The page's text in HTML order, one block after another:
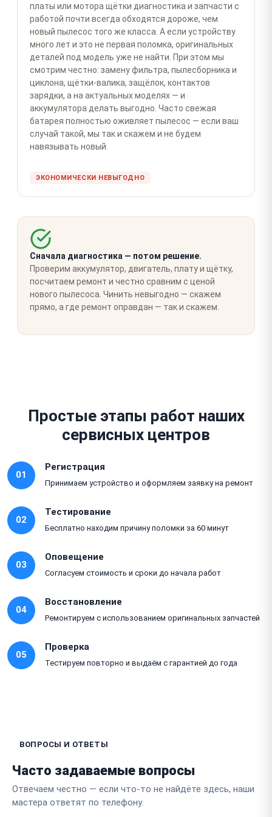
платы или мотора щётки диагностика и запчасти с
работой почти всегда обходятся дороже, чем
новый пылесос того же класса. А если устройству
много лет и это не первая поломка, оригинальных
деталей под модель уже не найти. При этом мы
смотрим честно: замену фильтра, пылесборника и
циклона, щётки-валика, защёлок, контактов
зарядки, а на актуальных моделях — и
аккумулятора делать выгодно. Часто свежая
батарея полностью оживляет пылесос — если ваш
случай такой, мы так и скажем и не будем
навязывать новый.
ЭКОНОМИЧЕСКИ НЕВЫГОДНО
Сначала диагностика — потом решение.
Проверим аккумулятор, двигатель, плату и щётку,
посчитаем ремонт и честно сравним с ценой
нового пылесоса. Чинить невыгодно — скажем
прямо, а где ремонт оправдан — так и скажем.
Простые этапы работ наших
сервисных центров
01
Регистрация
Принимаем устройство и оформляем заявку на ремонт
02
Тестирование
Бесплатно находим причину поломки за 60 минут
03
Оповещение
Согласуем стоимость и сроки до начала работ
04
Восстановление
Ремонтируем с использованием оригинальных запчастей
05
Проверка
Тестируем повторно и выдаём с гарантией до года
ВОПРОСЫ И ОТВЕТЫ
Часто задаваемые вопросы
Отвечаем честно — если что-то не найдёте здесь, наши
мастера ответят по телефону.